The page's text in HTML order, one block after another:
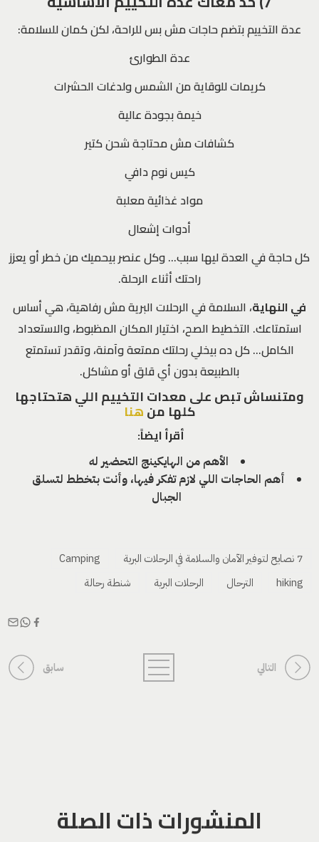
عدة التخييم بتضم حاجات مش بس للراحة، لكن كمان للسلامة:
عدة الطوارئ
كريمات للوقاية من الشمس ولدغات الحشرات
خيمة بجودة عالية
كشافات مش محتاجة شحن كتير
كيس نوم دافي
مواد غذائية معلبة
أدوات إشعال
كل حاجة في العدة ليها سبب… وكل عنصر بيحميك من خطر أو يعزز
راحتك أثناء الرحلة.
في النهاية، السلامة في الرحلات البرية مش رفاهية، هي أساس
استمتاعك. التخطيط الصح، اختيار المكان المظبوط، والاستعداد
الكامل… كل ده بيخلي رحلتك ممتعة وآمنة، وتقدر تستمتع
بالطبيعة بدون أي قلق أو مشاكل.
ومتنساش تبص على معدات التخييم اللي هتحتاجها
كلها منهنا
أقرأ ايضاً:
الأهم من الهايكينج التحضير له
أهم الحاجات اللي لازم تفكر فيها، وأنت بتخطط لتسلق
الجبال
7 نصايح لتوفير الآمان والسلامة في الرحلات البرية
Camping
hiking
الترحال الرحلات البرية شنطة رحالة
سابق التالي
المنشورات ذات الصلة